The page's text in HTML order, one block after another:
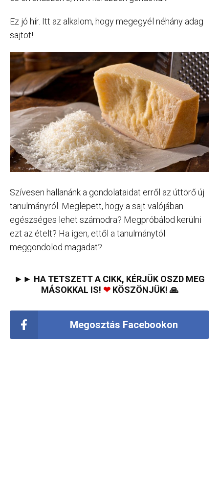
Ez jó hír. Itt az alkalom, hogy megegyél néhány adag
sajtot!
Szívesen hallanánk a gondolataidat erről az úttörő új
tanulmányról. Meglepett, hogy a sajt valójában
egészséges lehet számodra? Megpróbálod kerülni
ezt az ételt? Ha igen, ettől a tanulmánytól
meggondolod magadat?
►► HA TETSZETT A CIKK, KÉRJÜK OSZD MEG
MÁSOKKAL IS! ❤KÖSZÖNJÜK! 🙏
Megosztás Facebookon